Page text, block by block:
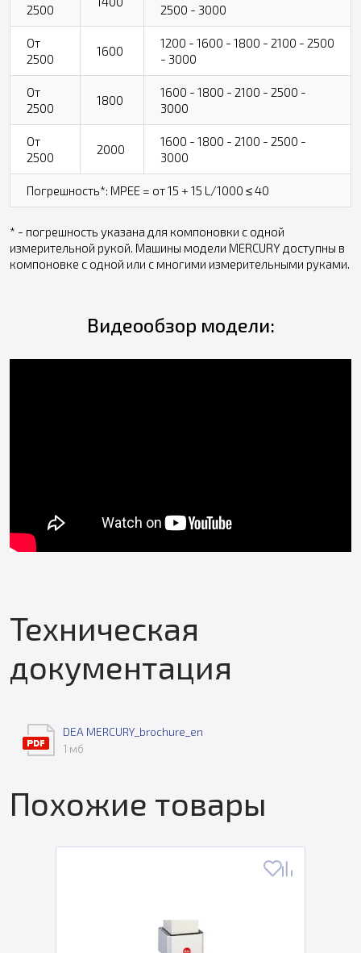
2500
2500 - 3000
От
2500
1600
1200 - 1600 - 1800 - 2100 - 2500
- 3000
От
2500
1800
1600 - 1800 - 2100 - 2500 -
3000
От
2500
2000
1600 - 1800 - 2100 - 2500 -
3000
Погрешность*: MPEE = от 15 + 15 L/1000 ≤ 40
* - погрешность указана для компоновки с одной
измерительной рукой. Машины модели MERCURY доступны в
компоновке с одной или с многими измерительными руками.
Видеообзор модели:
Техническая
документация
DEA MERCURY_brochure_en
1 мб
Похожие товары